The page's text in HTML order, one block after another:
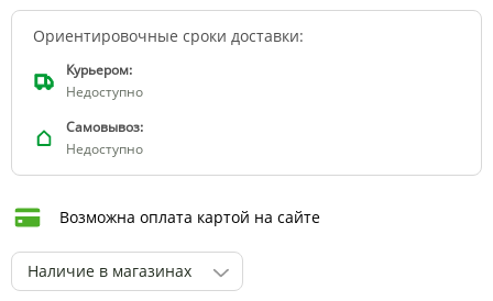
Ориентировочные сроки доставки:
Курьером:
Недоступно
Самовывоз:
Недоступно
Возможна оплата картой на сайте
Наличие в магазинах